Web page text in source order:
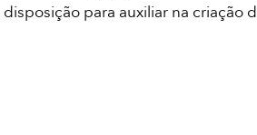
para auxiliar na criação